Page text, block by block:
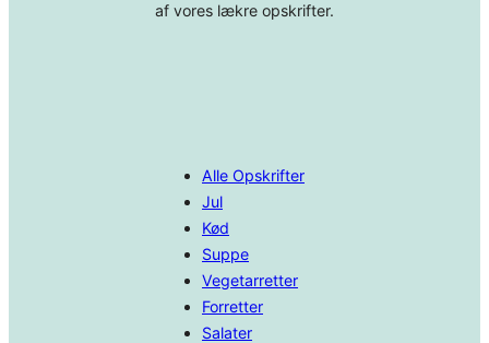
af vores lækre opskrifter.
Alle Opskrifter
Jul
Kød
Suppe
Vegetarretter
Forretter
Salater